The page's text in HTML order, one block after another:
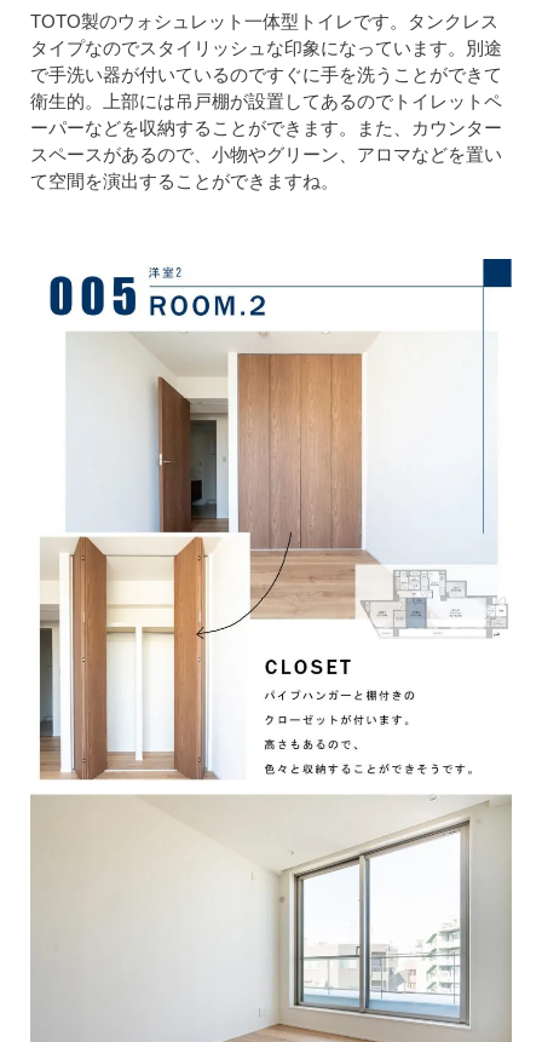
TOTO製のウォシュレット一体型トイレです。タンクレス
タイプなのでスタイリッシュな印象になっています。別途
で手洗い器が付いているのですぐに手を洗うことができて
衛生的。上部には吊戸棚が設置してあるのでトイレットペ
ーパーなどを収納することができます。また、カウンター
スペースがあるので、小物やグリーン、アロマなどを置い
て空間を演出することができますね。